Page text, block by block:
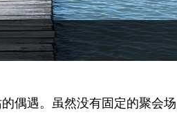
偶遇。虽然没有固定的聚会